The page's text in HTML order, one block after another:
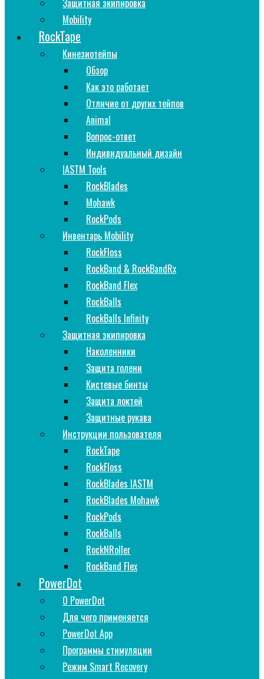
Защитная экипировка
Mobility
RockTape
Кинезиотейпы
Обзор
Как это работает
Отличие от других тейпов
Animal
Вопрос-ответ
Индивидуальный дизайн
IASTM Tools
RockBlades
Mohawk
RockPods
Инвентарь Mobility
RockFloss
RockBand & RockBandRx
RockBand Flex
RockBalls
RockBalls Infinity
Защитная экипировка
Наколенники
Защита голени
Кистевые бинты
Защита локтей
Защитные рукава
Инструкции пользователя
RockTape
RockFloss
RockBlades IASTM
RockBlades Mohawk
RockPods
RockBalls
RockNRoller
RockBand Flex
PowerDot
О PowerDot
Для чего применяется
PowerDot App
Программы стимуляции
Рeжим Smart Recovery